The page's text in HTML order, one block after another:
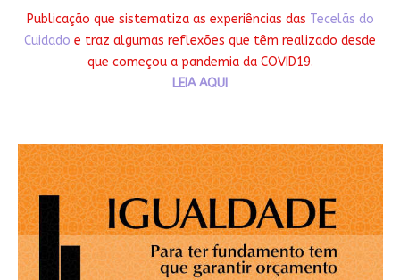
Publicação que sistematiza as experiências das Tecelãs do
Cuidado e traz algumas reflexões que têm realizado desde
que começou a pandemia da COVID19.
LEIA AQUI